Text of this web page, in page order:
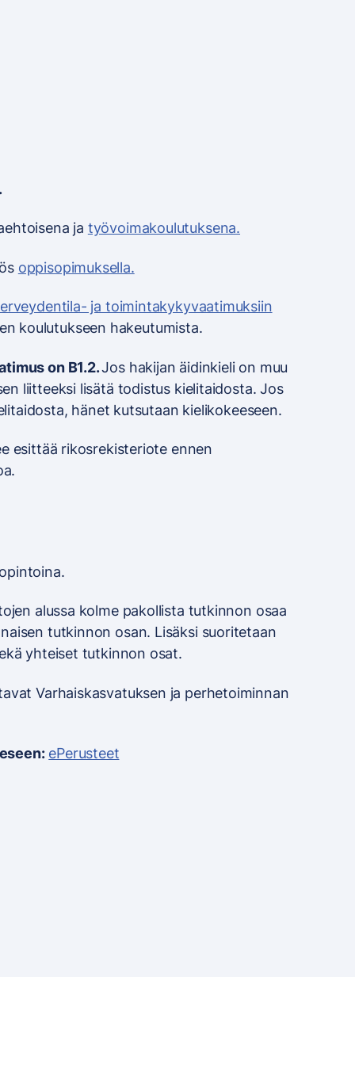
ja työvoimakoulutuksena.
oppisopimuksella.
ja toimintakykyvaatimuksiin
koulutukseen hakeutumista.
on B1.2.Jos hakijan äidinkieli on muu
liitteeksi lisätä todistus kielitaidosta. Jos
hänet kutsutaan kielikokeeseen.
esittää rikosrekisteriote ennen
alussa kolme pakollista tutkinnon osaa
tutkinnon osan. Lisäksi suoritetaan
yhteiset tutkinnon osat.
Varhaiskasvatuksen ja perhetoiminnan
ePerusteet